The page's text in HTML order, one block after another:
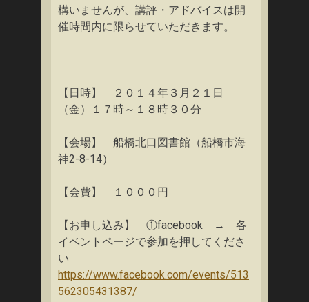
構いませんが、講評・アドバイスは開
催時間内に限らせていただきます。
【日時】 ２０１４年３月２１日
（金）１７時～１８時３０分
【会場】 船橋北口図書館（船橋市海
神2-8-14）
【会費】 １０００円
【お申し込み】 ①facebook → 各
イベントページで参加を押してくださ
い
https://www.facebook.com/events/513
562305431387/